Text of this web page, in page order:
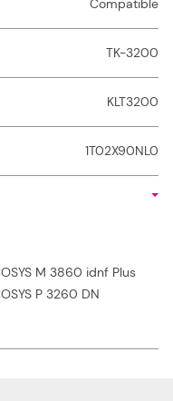
Compatible
TK-3200
KLT3200
1T02X90NL0
M 3860 idnf Plus
P 3260 DN